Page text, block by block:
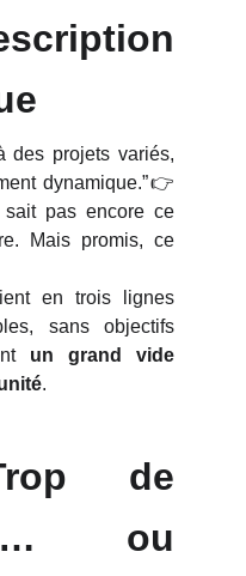
des projets variés,
dynamique.”👉
pas encore ce
Mais promis, ce
en trois lignes
sans objectifs
un grand vide
.
de
ou